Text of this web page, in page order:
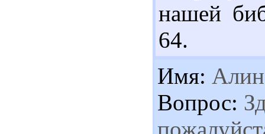
нашей
64.
Имя:
Вопрос: